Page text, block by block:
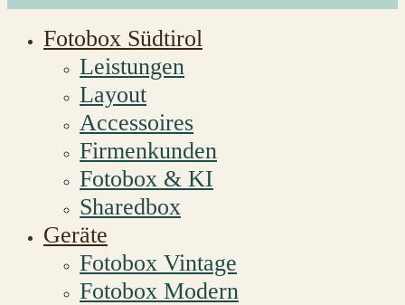
Fotobox Südtirol
Leistungen
Layout
Accessoires
Firmenkunden
Fotobox & KI
Sharedbox
Geräte
Fotobox Vintage
Fotobox Modern